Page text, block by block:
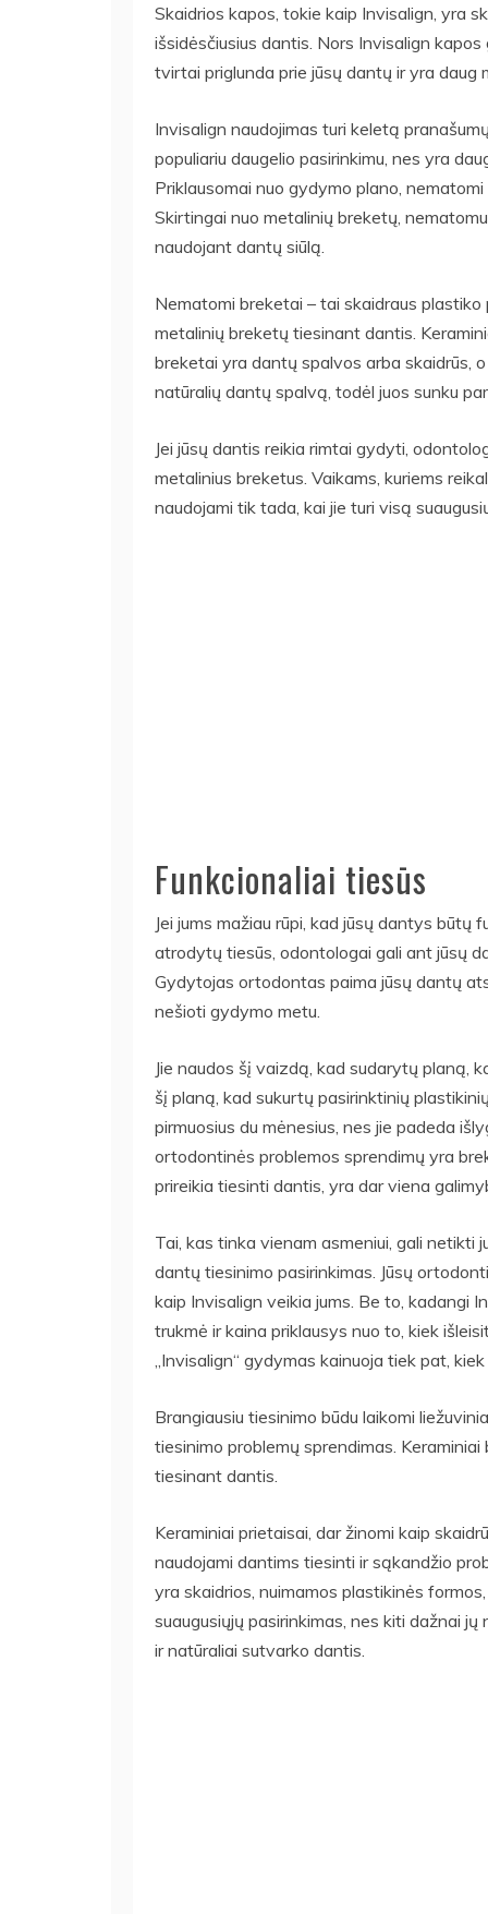
Skaidrios kapos, tokie kaip Invisalign, yra
išsidėsčiusius dantis. Nors Invisalign
tvirtai priglunda prie jūsų dantų ir yra daug
Invisalign naudojimas turi keletą
populiariu daugelio pasirinkimu, nes yra
Priklausomai nuo gydymo plano,
Skirtingai nuo metalinių breketų,
naudojant dantų siūlą.
Nematomi breketai – tai skaidraus
metalinių breketų tiesinant dantis.
breketai yra dantų spalvos arba skaidrūs,
natūralių dantų spalvą, todėl juos sunku
Jei jūsų dantis reikia rimtai gydyti,
metalinius breketus. Vaikams, kuriems
naudojami tik tada, kai jie turi visą
Funkcionaliai tiesūs
Jei jums mažiau rūpi, kad jūsų dantys būtų
atrodytų tiesūs, odontologai gali ant jūsų
Gydytojas ortodontas paima jūsų dantų
nešioti gydymo metu.
Jie naudos šį vaizdą, kad sudarytų planą,
šį planą, kad sukurtų pasirinktinių
pirmuosius du mėnesius, nes jie padeda
ortodontinės problemos sprendimų yra
prireikia tiesinti dantis, yra dar viena
Tai, kas tinka vienam asmeniui, gali netikti
dantų tiesinimo pasirinkimas. Jūsų
kaip Invisalign veikia jums. Be to, kadangi
trukmė ir kaina priklausys nuo to, kiek
„Invisalign“ gydymas kainuoja tiek pat,
Brangiausiu tiesinimo būdu laikomi
tiesinimo problemų sprendimas.
tiesinant dantis.
Keraminiai prietaisai, dar žinomi kaip
naudojami dantims tiesinti ir sąkandžio
yra skaidrios, nuimamos plastikinės
suaugusiųjų pasirinkimas, nes kiti dažnai
ir natūraliai sutvarko dantis.